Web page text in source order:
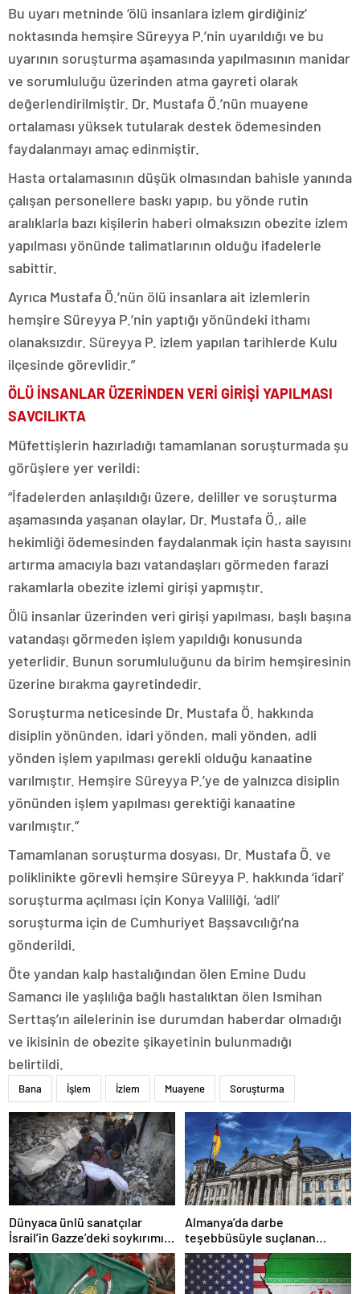
Bu uyarı metninde ‘ölü insanlara izlem girdiğiniz’
noktasında hemşire Süreyya P.’nin uyarıldığı ve bu
uyarının soruşturma aşamasında yapılmasının manidar
ve sorumluluğu üzerinden atma gayreti olarak
değerlendirilmiştir. Dr. Mustafa Ö.’nün muayene
ortalaması yüksek tutularak destek ödemesinden
faydalanmayı amaç edinmiştir.
Hasta ortalamasının düşük olmasından bahisle yanında
çalışan personellere baskı yapıp, bu yönde rutin
aralıklarla bazı kişilerin haberi olmaksızın obezite izlem
yapılması yönünde talimatlarının olduğu ifadelerle
sabittir.
Ayrıca Mustafa Ö.’nün ölü insanlara ait izlemlerin
hemşire Süreyya P.’nin yaptığı yönündeki ithamı
olanaksızdır. Süreyya P. izlem yapılan tarihlerde Kulu
ilçesinde görevlidir.”
ÖLÜ İNSANLAR ÜZERİNDEN VERİ GİRİŞİ YAPILMASI
SAVCILIKTA
Müfettişlerin hazırladığı tamamlanan soruşturmada şu
görüşlere yer verildi:
“İfadelerden anlaşıldığı üzere, deliller ve soruşturma
aşamasında yaşanan olaylar, Dr. Mustafa Ö., aile
hekimliği ödemesinden faydalanmak için hasta sayısını
artırma amacıyla bazı vatandaşları görmeden farazi
rakamlarla obezite izlemi girişi yapmıştır.
Ölü insanlar üzerinden veri girişi yapılması, başlı başına
vatandaşı görmeden işlem yapıldığı konusunda
yeterlidir. Bunun sorumluluğunu da birim hemşiresinin
üzerine bırakma gayretindedir.
Soruşturma neticesinde Dr. Mustafa Ö. hakkında
disiplin yönünden, idari yönden, mali yönden, adli
yönden işlem yapılması gerekli olduğu kanaatine
varılmıştır. Hemşire Süreyya P.’ye de yalnızca disiplin
yönünden işlem yapılması gerektiği kanaatine
varılmıştır.”
Tamamlanan soruşturma dosyası, Dr. Mustafa Ö. ve
poliklinikte görevli hemşire Süreyya P. hakkında ‘idari’
soruşturma açılması için Konya Valiliği, ‘adli’
soruşturma için de Cumhuriyet Başsavcılığı’na
gönderildi.
Öte yandan kalp hastalığından ölen Emine Dudu
Samancı ile yaşlılığa bağlı hastalıktan ölen Ismihan
Serttaş’ın ailelerinin ise durumdan haberdar olmadığı
ve ikisinin de obezite şikayetinin bulunmadığı
belirtildi.
Bana İşlem İzlem Muayene Soruşturma
Dünyaca ünlü sanatçılar
İsrail’in Gazze’deki soykırımını
kınadı
Almanya’da darbe
teşebbüsüyle suçlanan
örgüte ait dernek yasaklandı